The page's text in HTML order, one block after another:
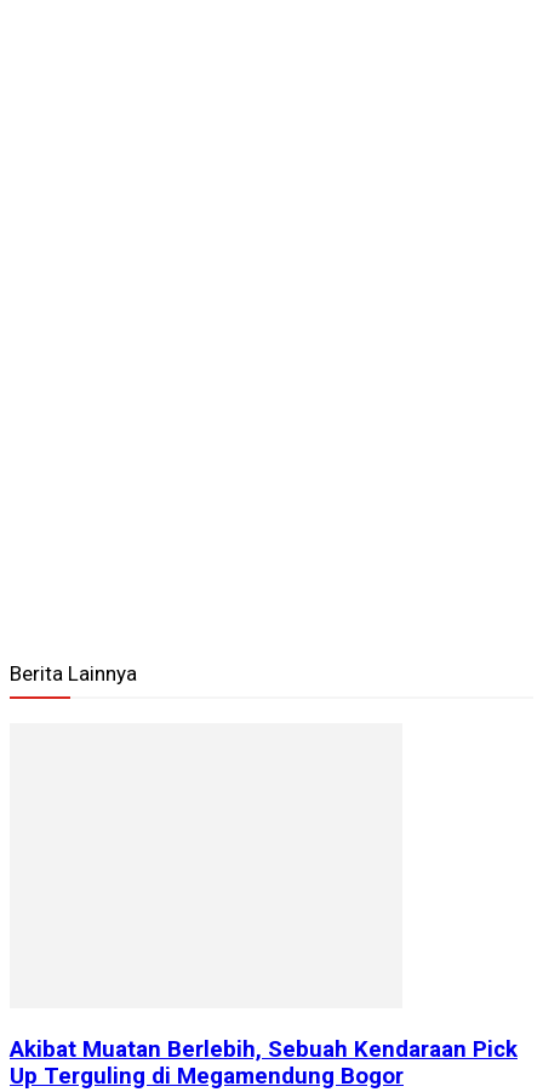
Berita Lainnya
Akibat Muatan Berlebih, Sebuah Kendaraan Pick
Up Terguling di Megamendung Bogor